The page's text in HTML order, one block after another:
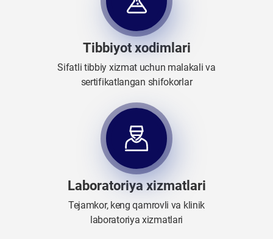
Tibbiyot xodimlari
Sifatli tibbiy xizmat uchun malakali va
sertifikatlangan shifokorlar
Laboratoriya xizmatlari
Tejamkor, keng qamrovli va klinik
laboratoriya xizmatlari